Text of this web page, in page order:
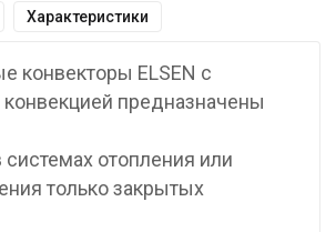
Характеристики
конвекторы ELSEN с
конвекцией предназначены
отопления или
только закрытых